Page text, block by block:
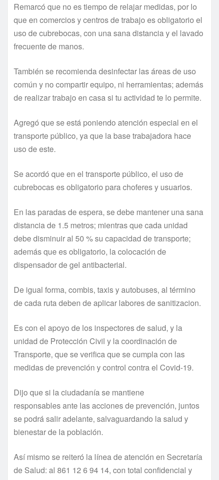
Remarcó que no es tiempo de relajar medidas, por lo
que en comercios y centros de trabajo es obligatorio el
uso de cubrebocas, con una sana distancia y el lavado
frecuente de manos.
También se recomienda desinfectar las áreas de uso
común y no compartir equipo, ni herramientas; además
de realizar trabajo en casa si tu actividad te lo permite.
Agregó que se está poniendo atención especial en el
transporte público, ya que la base trabajadora hace
uso de este.
Se acordó que en el transporte público, el uso de
cubrebocas es obligatorio para choferes y usuarios.
En las paradas de espera, se debe mantener una sana
distancia de 1.5 metros; mientras que cada unidad
debe disminuir al 50 % su capacidad de transporte;
además que es obligatorio, la colocación de
dispensador de gel antibacterial.
De igual forma, combis, taxis y autobuses, al término
de cada ruta deben de aplicar labores de sanitizacion.
Es con el apoyo de los inspectores de salud, y la
unidad de Protección Civil y la coordinación de
Transporte, que se verifica que se cumpla con las
medidas de prevención y control contra el Covid-19.
Dijo que si la ciudadanía se mantiene
responsables ante las acciones de prevención, juntos
se podrá salir adelante, salvaguardando la salud y
bienestar de la población.
Así mismo se reiteró la línea de atención en Secretaría
de Salud: al 861 12 6 94 14, con total confidencial y